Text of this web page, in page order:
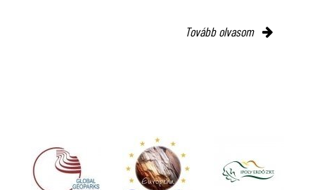
Tovább olvasom